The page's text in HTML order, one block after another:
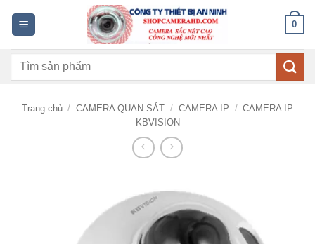
dung
0
Tìm
Trang chủ / CAMERA QUAN SÁT / CAMERA IP / CAMERA IP
KBVISION